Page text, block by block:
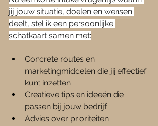
jij jouw situatie, doelen en wensen
deelt, stel ik een persoonlijke
schatkaart samen met:
Concrete routes en
marketingmiddelen die jij effectief
kunt inzetten
Creatieve tips en ideeën die
passen bij jouw bedrijf
Advies over prioriteiten